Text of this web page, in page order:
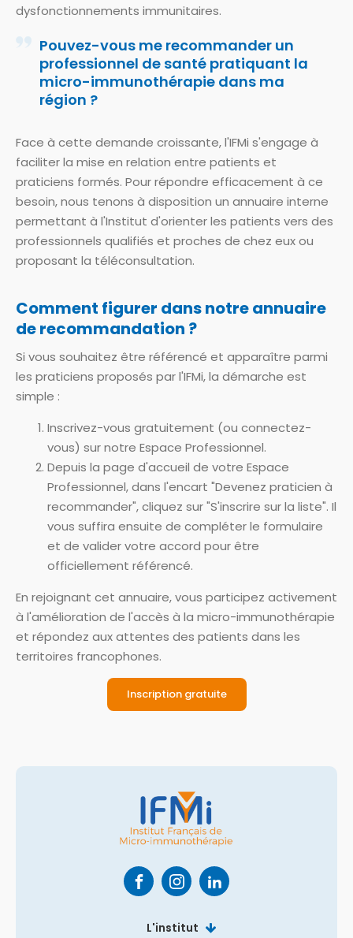
dysfonctionnements immunitaires.
Pouvez-vous me recommander un
professionnel de santé pratiquant la
micro-immunothérapie dans ma
région ?
Face à cette demande croissante, l'IFMi s'engage à
faciliter la mise en relation entre patients et
praticiens formés. Pour répondre efficacement à ce
besoin, nous tenons à disposition un annuaire interne
permettant à l'Institut d'orienter les patients vers des
professionnels qualifiés et proches de chez eux ou
proposant la téléconsultation.
Comment figurer dans notre annuaire
de recommandation ?
Si vous souhaitez être référencé et apparaître parmi
les praticiens proposés par l'IFMi, la démarche est
simple :
Inscrivez-vous gratuitement (ou connectez-
vous) sur notre Espace Professionnel.
Depuis la page d'accueil de votre Espace
Professionnel, dans l'encart "Devenez praticien à
recommander", cliquez sur "S'inscrire sur la liste". Il
vous suffira ensuite de compléter le formulaire
et de valider votre accord pour être
officiellement référencé.
En rejoignant cet annuaire, vous participez activement
à l'amélioration de l'accès à la micro-immunothérapie
et répondez aux attentes des patients dans les
territoires francophones.
Inscription gratuite
L'institut
Nos collaborateurs
Comprendre le système immunitaire